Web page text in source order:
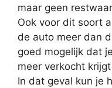
maar geen
Ook voor dit soort
de auto meer dan
goed mogelijk dat
meer verkocht
In dat geval kun je